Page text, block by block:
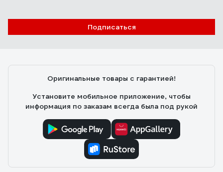
Подписаться
Оригинальные товары с гарантией!
Установите мобильное приложение, чтобы
информация по заказам всегда была под рукой